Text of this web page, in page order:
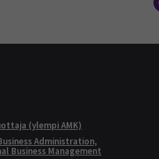
(ylempi AMK)
Administration,
Business Management